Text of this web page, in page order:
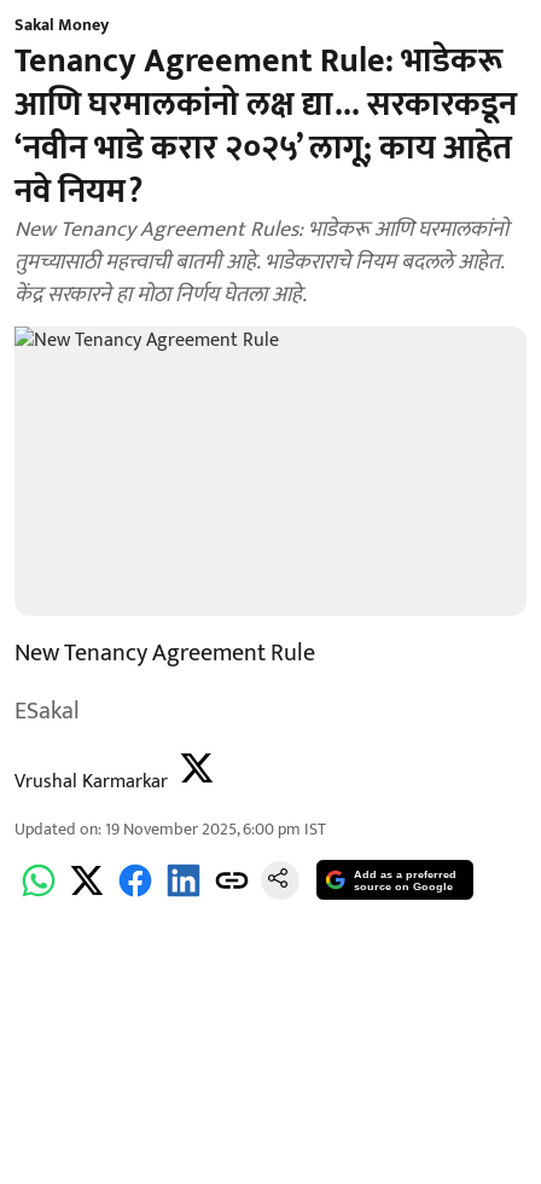
Sakal Money
Tenancy Agreement Rule: भाडेकरू
आणि घरमालकांनो लक्ष द्या... सरकारकडून
‘नवीन भाडे करार २०२५’ लागू; काय आहेत
नवे नियम?
New Tenancy Agreement Rules: भाडेकरू आणि घरमालकांनो
तुमच्यासाठी महत्त्वाची बातमी आहे. भाडेकराराचे नियम बदलले आहेत.
केंद्र सरकारने हा मोठा निर्णय घेतला आहे.
New Tenancy Agreement Rule
ESakal
Vrushal Karmarkar
Updated on:19 November 2025, 6:00 pm IST
Add as a preferred
source on Google